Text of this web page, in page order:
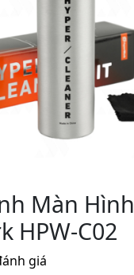
Màn Hình
HPW-C02
giá